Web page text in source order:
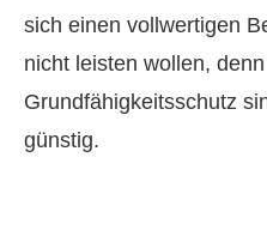
sich einen vollwertigen
nicht leisten wollen,
Grundfähigkeitsschutz
günstig.